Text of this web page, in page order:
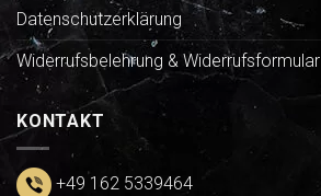
Datenschutzerklärung
Widerrufsbelehrung & Widerrufsformular
KONTAKT
+49 162 5339464